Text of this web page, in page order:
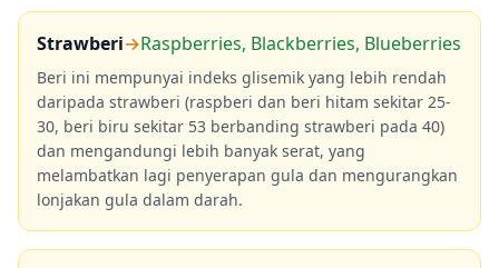
Strawberi→Raspberries, Blackberries, Blueberries
Beri ini mempunyai indeks glisemik yang lebih rendah
daripada strawberi (raspberi dan beri hitam sekitar 25-
30, beri biru sekitar 53 berbanding strawberi pada 40)
dan mengandungi lebih banyak serat, yang
melambatkan lagi penyerapan gula dan mengurangkan
lonjakan gula dalam darah.